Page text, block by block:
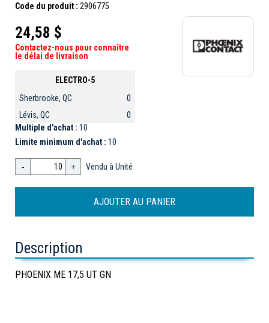
Code du produit : 2906775
24,58 $
Contactez-nous pour connaître
le délai de livraison
ELECTRO-5
Sherbrooke, QC
0
Lévis, QC
0
Multiple d'achat : 10
Limite minimum d'achat : 10
- + Vendu à Unité
Description
PHOENIX ME 17,5 UT GN